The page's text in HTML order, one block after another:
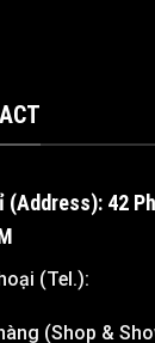
42
(Tel.):
(Shop &